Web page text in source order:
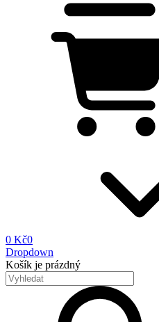
0 Kč0
Dropdown
Košík je prázdný